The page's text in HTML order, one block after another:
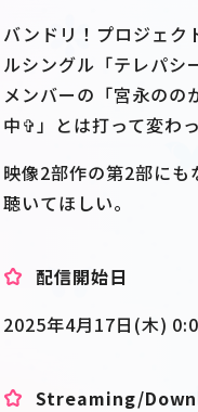
バンドリ！プロジェク
ルシングル「テレパシ
メンバーの「宮永の
中✞」とは打って変わ
映像2部作の第2部に
聴いてほしい。
配信開始日
2025年4月17日(木)
Streaming/